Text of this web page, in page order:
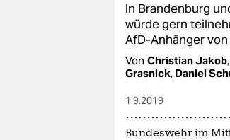
In Brandenburg
würde gern
AfD-Anhänger von
Von Christian Jakob,
Grasnick, Daniel
1.9.2019
Bundeswehr im